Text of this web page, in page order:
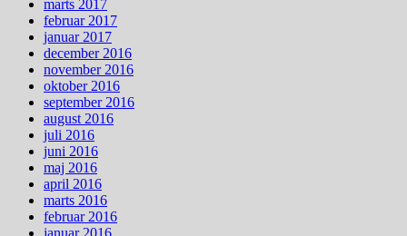
marts 2017
februar 2017
januar 2017
december 2016
november 2016
oktober 2016
september 2016
august 2016
juli 2016
juni 2016
maj 2016
april 2016
marts 2016
februar 2016
januar 2016